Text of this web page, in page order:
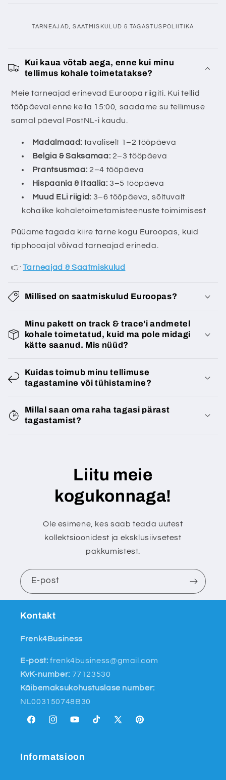
TARNEAJAD, SAATMISKULUD & TAGASTUSPOLIITIKA
o
k
u
p
s
u
Kui kaua võtab aega, enne kui minu
tellimus kohale toimetatakse?
Meie tarneajad erinevad Euroopa riigiti. Kui tellid
tööpäeval enne kella 15:00, saadame su tellimuse
samal päeval PostNL-i kaudu.
Madalmaad: tavaliselt 1–2 tööpäeva
Belgia & Saksamaa: 2–3 tööpäeva
Prantsusmaa: 2–4 tööpäeva
Hispaania & Itaalia: 3–5 tööpäeva
Muud ELi riigid: 3–6 tööpäeva, sõltuvalt
kohalike kohaletoimetamisteenuste toimimisest
Püüame tagada kiire tarne kogu Euroopas, kuid
tipphooajal võivad tarneajad erineda.
👉Tarneajad & Saatmiskulud
Millised on saatmiskulud Euroopas?
Minu pakett on track & trace'i andmetel
kohale toimetatud, kuid ma pole midagi
kätte saanud. Mis nüüd?
Kuidas toimub minu tellimuse
tagastamine või tühistamine?
Millal saan oma raha tagasi pärast
tagastamist?
Liitu meie
kogukonnaga!
Ole esimene, kes saab teada uutest
kollektsioonidest ja eksklusiivsetest
pakkumistest.
E-post
Kontakt
Frenk4Business
E-post: frenk4business@gmail.com
KvK-number: 77123530
Käibemaksukohustuslase number:
NL003150748B30
FacebookInstagramYouTubeTikTok X
Pinterest
Informatsioon